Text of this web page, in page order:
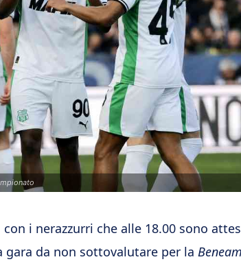
con i nerazzurri che alle 18.00 sono
gara da non sottovalutare per la